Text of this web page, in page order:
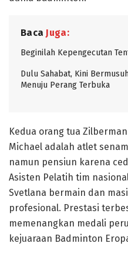
Baca Juga:
Beginilah Kepengecutan
Dulu Sahabat, Kini
Menuju Perang Terbuka
Kedua orang tua
Michael adalah atlet
namun pensiun karena
Asisten Pelatih tim
Svetlana bermain dan
profesional. Prestasi
memenangkan medali
kejuaraan Badminton